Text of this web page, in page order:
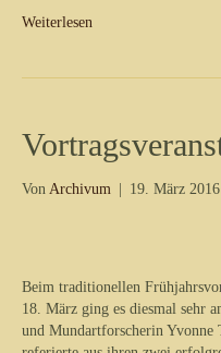
Weiterlesen
Von Archivum 19. März 2016
Beim traditionellen
18. März ging es diesmal sehr
und Mundartforscherin Yvonne